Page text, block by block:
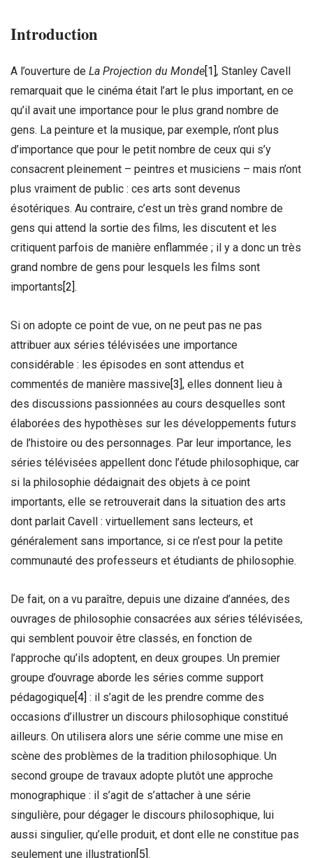
Introduction
A l’ouverture de La Projection du Monde[1], Stanley Cavell
remarquait que le cinéma était l’art le plus important, en ce
qu’il avait une importance pour le plus grand nombre de
gens. La peinture et la musique, par exemple, n’ont plus
d’importance que pour le petit nombre de ceux qui s’y
consacrent pleinement – peintres et musiciens – mais n’ont
plus vraiment de public : ces arts sont devenus
ésotériques. Au contraire, c’est un très grand nombre de
gens qui attend la sortie des films, les discutent et les
critiquent parfois de manière enflammée ; il y a donc un très
grand nombre de gens pour lesquels les films sont
importants[2].
Si on adopte ce point de vue, on ne peut pas ne pas
attribuer aux séries télévisées une importance
considérable : les épisodes en sont attendus et
commentés de manière massive [3] , elles donnent lieu à
des discussions passionnées au cours desquelles sont
élaborées des hypothèses sur les développements futurs
de l’histoire ou des personnages. Par leur importance, les
séries télévisées appellent donc l’étude philosophique, car
si la philosophie dédaignait des objets à ce point
importants, elle se retrouverait dans la situation des arts
dont parlait Cavell : virtuellement sans lecteurs, et
généralement sans importance, si ce n’est pour la petite
communauté des professeurs et étudiants de philosophie.
De fait, on a vu paraître, depuis une dizaine d’années, des
ouvrages de philosophie consacrées aux séries télévisées,
qui semblent pouvoir être classés, en fonction de
l’approche qu’ils adoptent, en deux groupes. Un premier
groupe d’ouvrage aborde les séries comme support
pédagogique [4] : il s’agit de les prendre comme des
occasions d’illustrer un discours philosophique constitué
ailleurs. On utilisera alors une série comme une mise en
scène des problèmes de la tradition philosophique. Un
second groupe de travaux adopte plutôt une approche
monographique : il s’agit de s’attacher à une série
singulière, pour dégager le discours philosophique, lui
aussi singulier, qu’elle produit, et dont elle ne constitue pas
seulement une illustration [5] .